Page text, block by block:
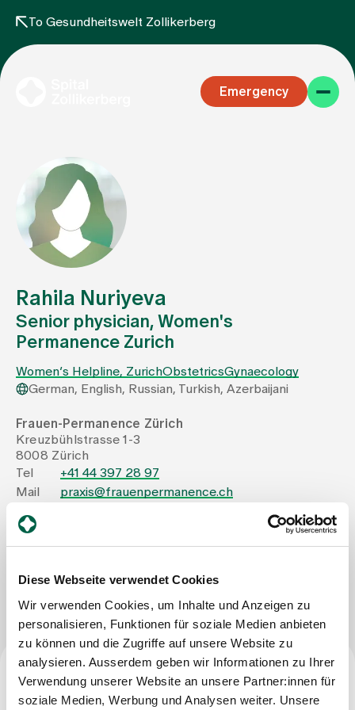
Diese Webseite verwendet Cookies
Wir verwenden Cookies, um Inhalte und Anzeigen zu
personalisieren, Funktionen für soziale Medien anbieten
zu können und die Zugriffe auf unsere Website zu
analysieren. Ausserdem geben wir Informationen zu Ihrer
Verwendung unserer Website an unsere Partner:innen für
soziale Medien, Werbung und Analysen weiter. Unsere
To Gesundheitswelt Zollikerberg
Emergency
Specialist areas
Stay
Team
Assigning
Events
About us
Jobs & Career
Contact us
Baby gallery
Blog
Rahila Nuriyeva
Senior physician, Women's
Permanence Zurich
Women’s Helpline, ZurichObstetricsGynaecology
German, English, Russian, Turkish, Azerbaijani
Frauen-Permanence Zürich
Kreuzbühlstrasse 1-3
8008 Zürich
Tel
+41 44 397 28 97
Mail
praxis@frauenpermanence.ch
Write Message
Specialist qualification